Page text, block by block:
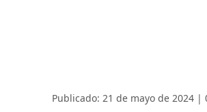
Publicado: 21 de mayo de 2024 |